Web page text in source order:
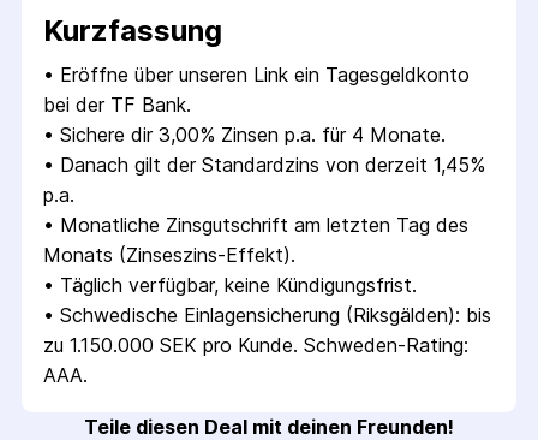
Kurzfassung
• Eröffne über unseren Link ein Tagesgeldkonto
bei der TF Bank.
• Sichere dir 3,00% Zinsen p.a. für 4 Monate.
• Danach gilt der Standardzins von derzeit 1,45%
p.a.
• Monatliche Zinsgutschrift am letzten Tag des
Monats (Zinseszins-Effekt).
• Täglich verfügbar, keine Kündigungsfrist.
• Schwedische Einlagensicherung (Riksgälden): bis
zu 1.150.000 SEK pro Kunde. Schweden-Rating:
AAA.
Teile diesen Deal mit deinen Freunden!